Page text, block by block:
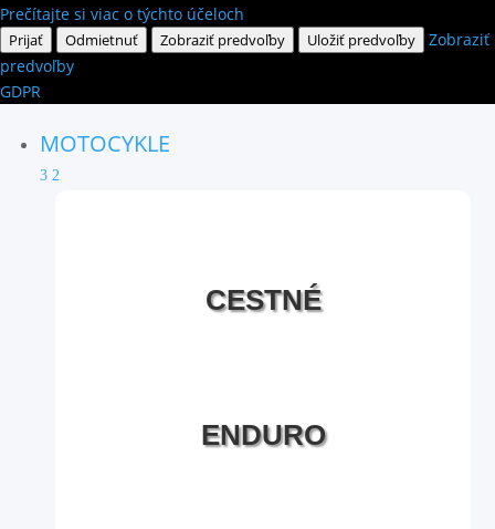
Prečítajte si viac o týchto účeloch
Prijať Odmietnuť Zobraziť predvoľby Uložiť predvoľby
Zobraziť
predvoľby
GDPR
MOTOCYKLE
3 2
CESTNÉ
ENDURO